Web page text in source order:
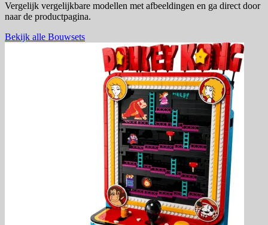
Vergelijk vergelijkbare modellen met afbeeldingen en ga direct door
naar de productpagina.
Bekijk alle Bouwsets